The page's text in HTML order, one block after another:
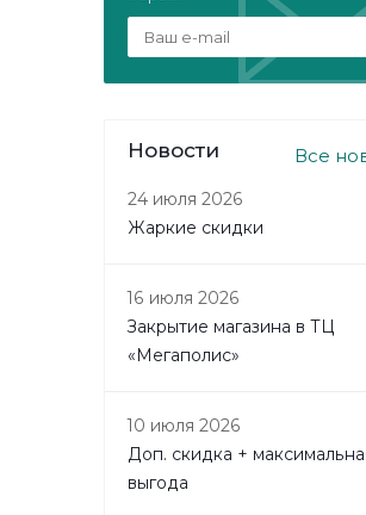
Новости Все
24 июля 2026
Жаркие скидки
16 июля 2026
Закрытие магазина в ТЦ
«Мегаполис»
10 июля 2026
Доп. скидка +
выгода